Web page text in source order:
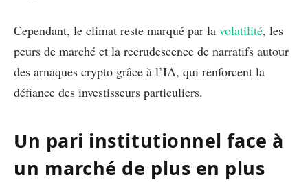
Cependant, le climat reste marqué par la volatilité, les
peurs de marché et la recrudescence de narratifs autour
des arnaques crypto grâce à l’IA, qui renforcent la
défiance des investisseurs particuliers.
Un pari institutionnel face à
un marché de plus en plus